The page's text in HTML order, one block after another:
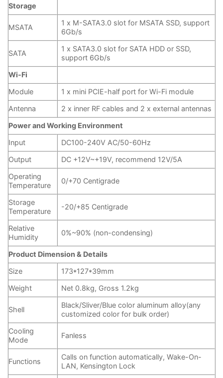
Storage
MSATA
1 x M-SATA3.0 slot for MSATA SSD, support
6Gb/s
SATA
1 x SATA3.0 slot for SATA HDD or SSD,
support 6Gb/s
Wi-Fi
Module
1 x mini PCIE-half port for Wi-Fi module
Antenna
2 x inner RF cables and 2 x external antennas
Power and Working Environment
Input
DC100-240V AC/50-60Hz
Output
DC +12V~+19V, recommend 12V/5A
Operating
Temperature
0/+70 Centigrade
Storage
Temperature
-20/+85 Centigrade
Relative
Humidity
0%~90% (non-condensing)
Product Dimension & Details
Size
173*127*39mm
Weight
Net 0.8kg, Gross 1.2kg
Shell
Black/Sliver/Blue color aluminum alloy(any
customized color for bulk order)
Cooling
Mode
Fanless
Functions
Calls on function automatically, Wake-On-
LAN, Kensington Lock